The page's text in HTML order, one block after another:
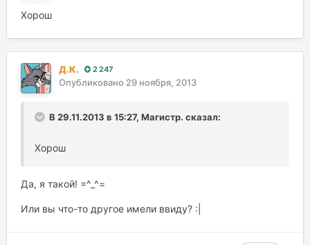
Хорош
Д.К. 2 247
Опубликовано 29 ноября, 2013
В 29.11.2013 в 15:27, Магистр. сказал:
Хорош
Да, я такой! =^_^=
Или вы что-то другое имели ввиду? :|